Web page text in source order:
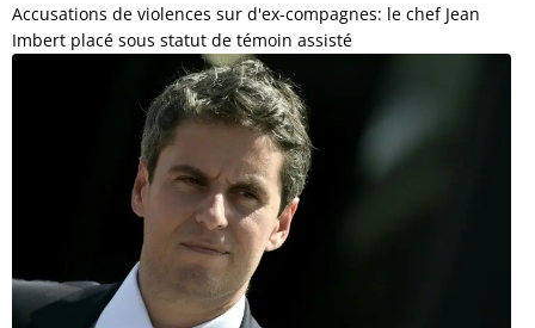
Accusations de violences sur d'ex-compagnes: le chef Jean
Imbert placé sous statut de témoin assisté